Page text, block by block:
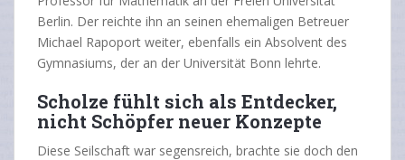
Berlin. Der reichte ihn an seinen ehemaligen Betreuer
Michael Rapoport weiter, ebenfalls ein Absolvent des
Gymnasiums, der an der Universität Bonn lehrte.
Scholze fühlt sich als Entdecker,
nicht Schöpfer neuer Konzepte
Diese Seilschaft war segensreich, brachte sie doch den